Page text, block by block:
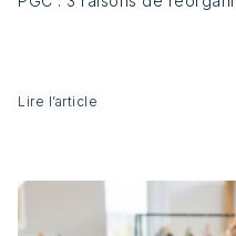
Lire l’article